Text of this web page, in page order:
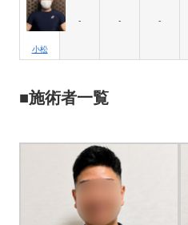
小松
- - -
■施術者一覧